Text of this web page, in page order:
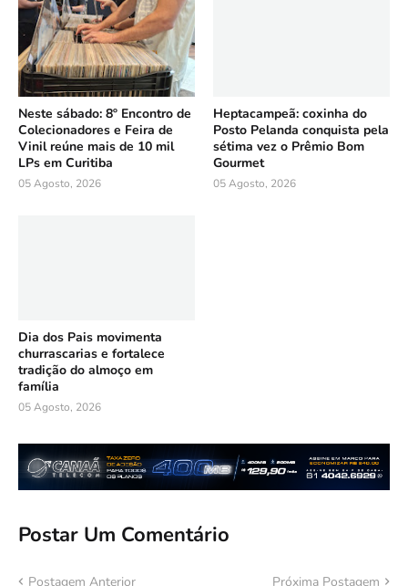
Neste sábado: 8º Encontro de
Colecionadores e Feira de
Vinil reúne mais de 10 mil
LPs em Curitiba
05 Agosto, 2026
Heptacampeã: coxinha do
Posto Pelanda conquista pela
sétima vez o Prêmio Bom
Gourmet
05 Agosto, 2026
Dia dos Pais movimenta
churrascarias e fortalece
tradição do almoço em
família
05 Agosto, 2026
Postar Um Comentário
Postagem Anterior Próxima Postagem